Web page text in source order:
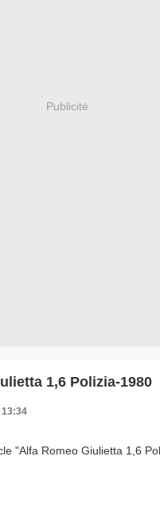
Publicité
1,6 Polizia-1980
13:34